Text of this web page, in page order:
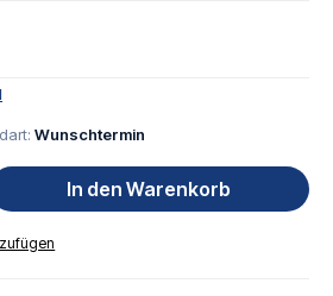
Wunschtermin
den gewünschten Wert
In den Warenkorb